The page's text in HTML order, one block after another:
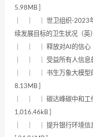
5.98MB ]
｜ ｜ ｜ 世卫组织-2023
续发展目标的卫生状况（
｜ ｜ ｜ 释放对AI的信心
｜ ｜ ｜ 受益所有人信息
｜ ｜ ｜ 书生万象大模型
8.13MB ]
｜ ｜ ｜ 碳达峰碳中和工
1,016.46kB ]
｜ ｜ ｜ 提升银行环境信